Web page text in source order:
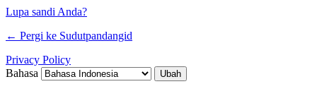
Lupa sandi Anda?
← Pergi ke Sudutpandangid
Privacy Policy
Bahasa